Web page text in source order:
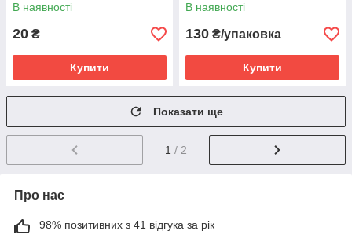
В наявності
20 ₴
Купити
В наявності
130 ₴/упаковка
Купити
Показати ще
1 / 2
Про нас
98% позитивних з 41 відгука за рік